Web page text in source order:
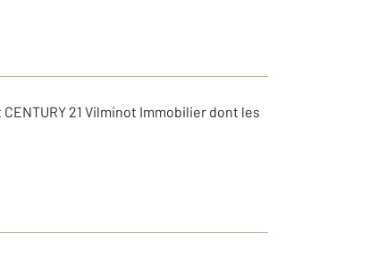
21 Vilminot Immobilier dont les